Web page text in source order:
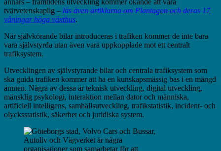
annars – framtidens utveckling kommer ökande att vara
tvärvetenskaplig – läs även artiklarna om Plantagon och deras 17
våningar höga växthus.
När självkörande bilar introduceras i trafiken kommer de inte bara
vara självstyrda utan även vara uppkopplade mot ett centralt
trafiksystem.
Utvecklingen av självstyrande bilar och centrala trafiksystem som
ska guida trafiken kommer att ha en kunskapsmässig bas i en mängd
ämnen. Några av dessa är teknisk utveckling, digital utveckling,
mänsklig psykologi, interaktion mellan dator och människa,
artificiell intelligens, samhällsutveckling, trafikstatistik, incident- och
olycksstatistik, säkerhet och juridiska system.